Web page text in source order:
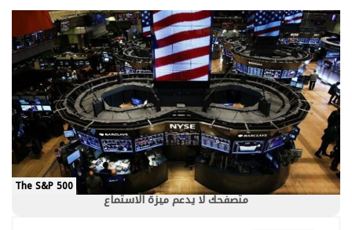
The S&P 500
متصفحك لا يدعم ميزة الاستماع